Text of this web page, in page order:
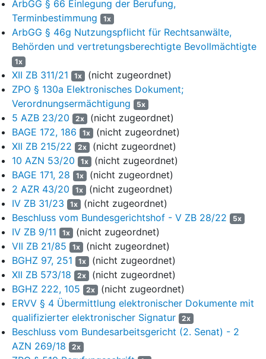
tariflichen und betrieblichen Bestimmungen vor, soweit diese nicht
zwingend sind.
II. Die Geltendmachung von Ansprüchen aus dem
Arbeitsverhältnis ist durch die tarifvertragliche festgelegten
Ausschlussfristen begrenzt. [...]"
Diese Regelungen waren inhaltsgleich - bis auf die Angabe des
Verdienstes in anderer Höhe und Währung - bereits im
Arbeitsvertrag vom 31. Mai 2001 enthalten.
Der Kläger ist Mitglied der Gewerkschaft ver.di. Die Beklagte war
Mitglied des Arbeitgeberverbandes Handelsverband H.-H. e.V.
und ist seit dem 27. April 2023 nicht mehr tarifgebundenes
Mitglied dieses Verbandes. Bis zum Austritt der Beklagten erfolgte
die Abrechnung des Arbeitsverhältnisses auf Basis der jeweils
geltenden Tarifverträge für den niedersächsischen Einzelhandel -
insbesondere des Manteltarifvertrages des Einzelhandels in N.
und B. zwischen dem Einzelhandelsverband N.-B. e.V und ver.di
(iF: MTV), des Gehalts- und Lohntarifvertrages zwischen dem
Einzelhandelsverband N.-B. e.V. und ver.di sowie des
Tarifvertrages über Urlaubsgeld, Sonderzuwendung und
Entgeltfortzahlung zwischen dem Einzelhandelsverband N.-B.
e.V. und ver.di. Am 21. Mai 2024 wurde der aktuelle Gehalts- und
Lohntarifvertrag zwischen dem Einzelhandelsverband N.-B. e.V.
und ver.di geschlossen, welchen die Beklagte in der Folgezeit
nicht zur Anwendung brachte. Sie zahlte an den Kläger
ab Mai 2024 die Vergütungen und Sonderleistungen ohne
ArbGG § 66 Einlegung der Berufung,
Terminbestimmung
1x
ArbGG § 46g Nutzungspflicht für Rechtsanwälte,
Behörden und vertretungsberechtigte Bevollmächtigte
1x
XII ZB 311/21 1x (nicht zugeordnet)
ZPO § 130a Elektronisches Dokument;
Verordnungsermächtigung
5x
5 AZB 23/20 2x (nicht zugeordnet)
BAGE 172, 186
1x (nicht zugeordnet)
XII ZB 215/22
2x (nicht zugeordnet)
10 AZN 53/20
1x (nicht zugeordnet)
BAGE 171, 28
1x (nicht zugeordnet)
2 AZR 43/20
1x (nicht zugeordnet)
IV ZB 31/23
1x (nicht zugeordnet)
Beschluss vom Bundesgerichtshof - V ZB 28/22
5x
IV ZB 9/11 1x (nicht zugeordnet)
VII ZB 21/85
1x (nicht zugeordnet)
BGHZ 97, 251
1x (nicht zugeordnet)
XII ZB 573/18
2x (nicht zugeordnet)
BGHZ 222, 105
2x (nicht zugeordnet)
ERVV § 4 Übermittlung elektronischer Dokumente mit
qualifizierter elektronischer Signatur
2x
Beschluss vom Bundesarbeitsgericht (2. Senat) - 2
AZN 269/18
2x